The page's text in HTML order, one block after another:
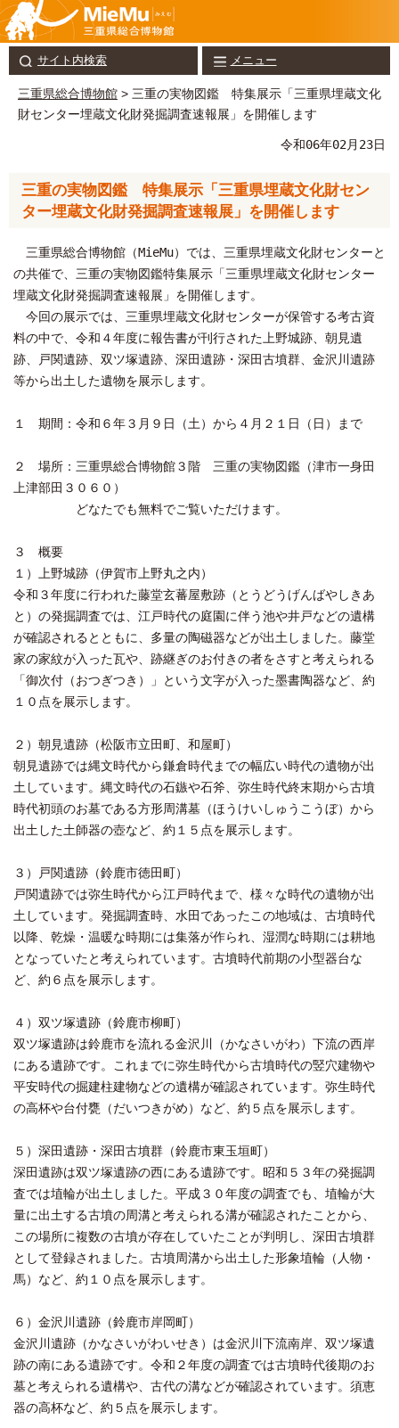
サイト内検索 メニュー
三重県総合博物館 > 三重の実物図鑑 特集展示「三重県埋蔵文化
財センター埋蔵文化財発掘調査速報展」を開催します
令和06年02月23日
三重の実物図鑑 特集展示「三重県埋蔵文化財セン
ター埋蔵文化財発掘調査速報展」を開催します
三重県総合博物館（MieMu）では、三重県埋蔵文化財センターと
の共催で、三重の実物図鑑特集展示「三重県埋蔵文化財センター
埋蔵文化財発掘調査速報展」を開催します。
今回の展示では、三重県埋蔵文化財センターが保管する考古資
料の中で、令和４年度に報告書が刊行された上野城跡、朝見遺
跡、戸関遺跡、双ツ塚遺跡、深田遺跡・深田古墳群、金沢川遺跡
等から出土した遺物を展示します。
１ 期間：令和６年３月９日（土）から４月２１日（日）まで
２ 場所：三重県総合博物館３階 三重の実物図鑑（津市一身田
上津部田３０６０）
どなたでも無料でご覧いただけます。
３ 概要
１）上野城跡（伊賀市上野丸之内）
令和３年度に行われた藤堂玄蕃屋敷跡（とうどうげんばやしきあ
と）の発掘調査では、江戸時代の庭園に伴う池や井戸などの遺構
が確認されるとともに、多量の陶磁器などが出土しました。藤堂
家の家紋が入った瓦や、跡継ぎのお付きの者をさすと考えられる
「御次付（おつぎつき）」という文字が入った墨書陶器など、約
１０点を展示します。
２）朝見遺跡（松阪市立田町、和屋町）
朝見遺跡では縄文時代から鎌倉時代までの幅広い時代の遺物が出
土しています。縄文時代の石鏃や石斧、弥生時代終末期から古墳
時代初頭のお墓である方形周溝墓（ほうけいしゅうこうぼ）から
出土した土師器の壺など、約１５点を展示します。
３）戸関遺跡（鈴鹿市徳田町）
戸関遺跡では弥生時代から江戸時代まで、様々な時代の遺物が出
土しています。発掘調査時、水田であったこの地域は、古墳時代
以降、乾燥・温暖な時期には集落が作られ、湿潤な時期には耕地
となっていたと考えられています。古墳時代前期の小型器台な
ど、約６点を展示します。
４）双ツ塚遺跡（鈴鹿市柳町）
双ツ塚遺跡は鈴鹿市を流れる金沢川（かなさいがわ）下流の西岸
にある遺跡です。これまでに弥生時代から古墳時代の竪穴建物や
平安時代の掘建柱建物などの遺構が確認されています。弥生時代
の高杯や台付甕（だいつきがめ）など、約５点を展示します。
５）深田遺跡・深田古墳群（鈴鹿市東玉垣町）
深田遺跡は双ツ塚遺跡の西にある遺跡です。昭和５３年の発掘調
査では埴輪が出土しました。平成３０年度の調査でも、埴輪が大
量に出土する古墳の周溝と考えられる溝が確認されたことから、
この場所に複数の古墳が存在していたことが判明し、深田古墳群
として登録されました。古墳周溝から出土した形象埴輪（人物・
馬）など、約１０点を展示します。
６）金沢川遺跡（鈴鹿市岸岡町）
金沢川遺跡（かなさいがわいせき）は金沢川下流南岸、双ツ塚遺
跡の南にある遺跡です。令和２年度の調査では古墳時代後期のお
墓と考えられる遺構や、古代の溝などが確認されています。須恵
器の高杯など、約５点を展示します。